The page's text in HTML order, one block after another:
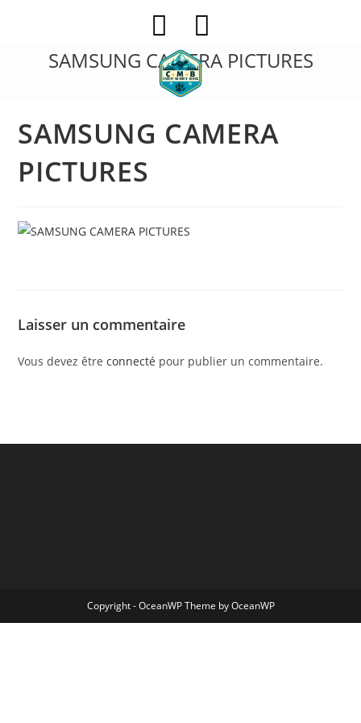
SAMSUNG CAMERA PICTURES
SAMSUNG CAMERA
PICTURES
Laisser un commentaire
Vous devez êtreconnecté pour publier un commentaire.
Copyright - OceanWP Theme by OceanWP